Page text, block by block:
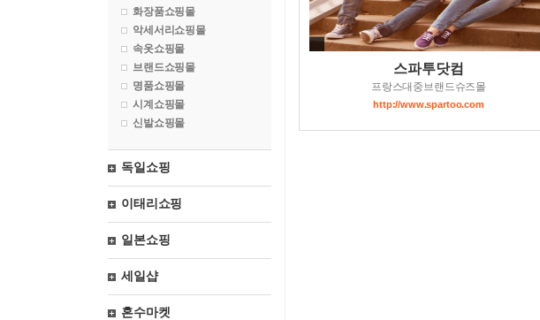
화장품쇼핑몰
악세서리쇼핑몰
속옷쇼핑몰
브랜드쇼핑몰
명품쇼핑몰
시계쇼핑몰
신발쇼핑몰
독일쇼핑
이태리쇼핑
일본쇼핑
세일샵
혼수마켓
스파투닷컴
프랑스대중브랜드슈즈몰
http://www.spartoo.com